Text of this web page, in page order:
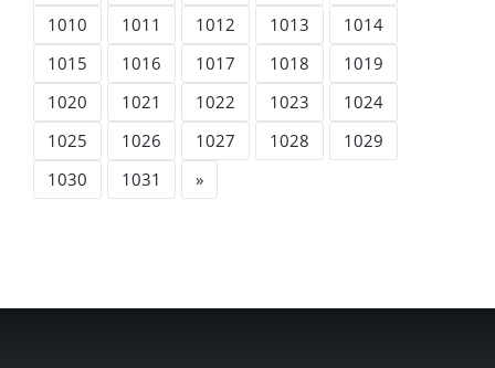
1010
1011 1012 1013
1014
1015
1016 1017 1018
1019
1020
1021 1022 1023
1024
1025
1026 1027 1028
1029
1030
1031 »